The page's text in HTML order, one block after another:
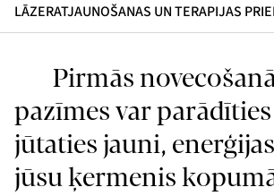
LĀZERATJAUNOŠANAS UN TERAPIJAS
Pirmās
pazīmes var
jūtaties jauni,
jūsu ķermenis